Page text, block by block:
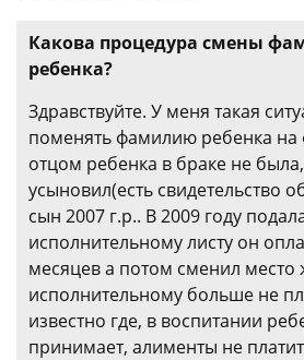
Какова процедура смены
ребенка?
Здравствуйте. У меня такая
поменять фамилию ребенка
отцом ребенка в браке не
усыновил(есть свидетельство
сын 2007 г.р.. В 2009 году
исполнительному листу он
месяцев а потом сменил место
исполнительному больше не
известно где, в воспитании
принимает, алименты не